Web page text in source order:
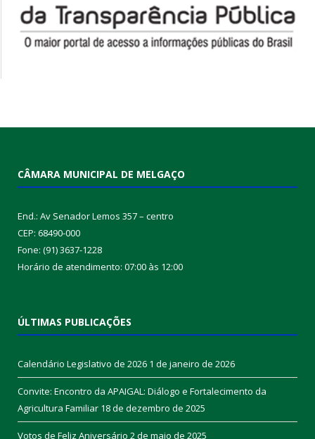
CÂMARA MUNICIPAL DE MELGAÇO
End.: Av Senador Lemos 357 – centro
CEP: 68490-000
Fone: (91) 3637-1228
Horário de atendimento: 07:00 às 12:00
ÚLTIMAS PUBLICAÇÕES
Calendário Legislativo de 2026 1 de janeiro de 2026
Convite: Encontro da APAIGAL: Diálogo e Fortalecimento da
Agricultura Familiar 18 de dezembro de 2025
Votos de Feliz Aniversário 2 de maio de 2025